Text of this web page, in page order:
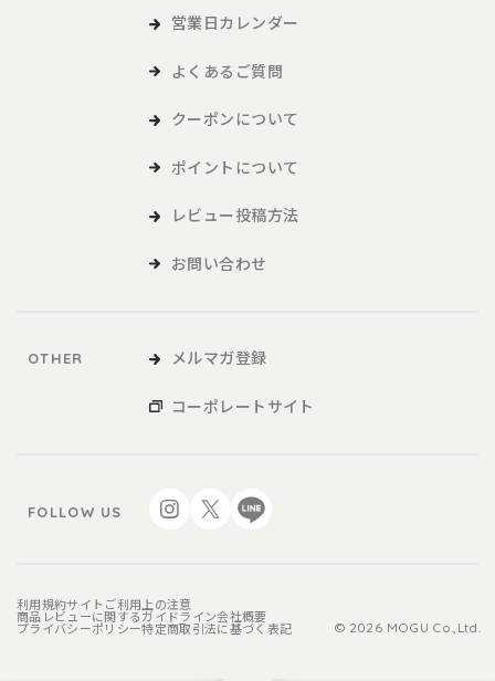
営業日カレンダー
よくあるご質問
クーポンについて
ポイントについて
レビュー投稿方法
お問い合わせ
OTHER メルマガ登録
コーポレートサイト
FOLLOW US
利用規約サイトご利用上の注意
商品レビューに関するガイドライン会社概要
プライバシーポリシー特定商取引法に基づく表記 © 2026 MOGU Co.,Ltd.